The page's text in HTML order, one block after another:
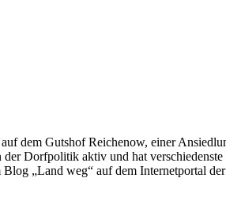
dem Gutshof Reichenow, einer
der Dorfpolitik aktiv und hat
„Land weg“ auf dem Internetportal